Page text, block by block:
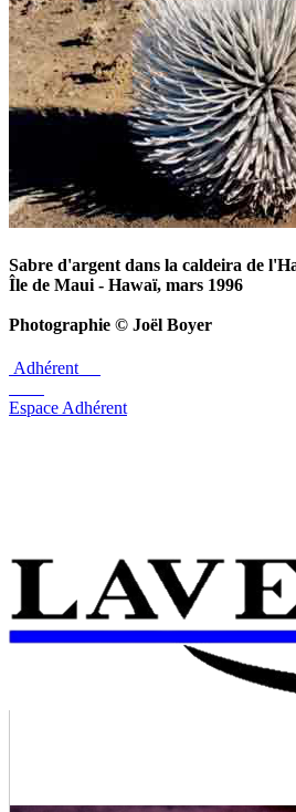
Sabre d'argent dans la caldeira de
Île de Maui - Hawaï, mars 1996
Photographie © Joël Boyer
Adhérent
Espace Adhérent